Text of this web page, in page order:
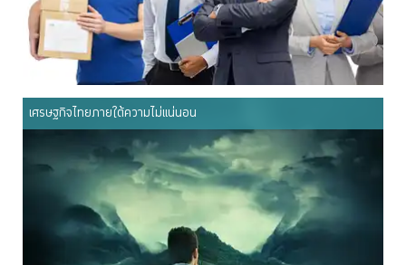
เศรษฐกิจไทยภายใต้ความไม่แน่นอน